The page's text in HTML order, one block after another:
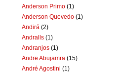
Anderson Primo (1)
Anderson Quevedo (1)
Andirá (2)
Andralls (1)
Andranjos (1)
Andre Abujamra (15)
André Agostini (1)